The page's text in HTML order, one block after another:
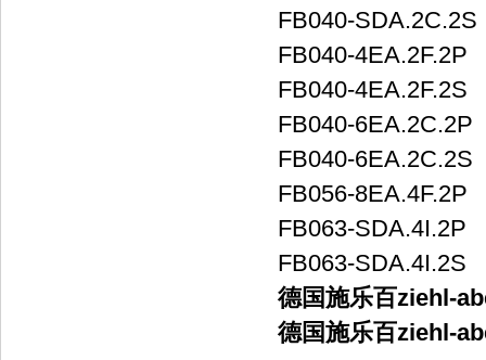
FB040-SDA.2C.2S
FB040-4EA.2F.2P
FB040-4EA.2F.2S
FB040-6EA.2C.2P
FB040-6EA.2C.2S
FB056-8EA.4F.2P
FB063-SDA.4I.2P
FB063-SDA.4I.2S
德国施乐百ziehl-
德国施乐百ziehl-